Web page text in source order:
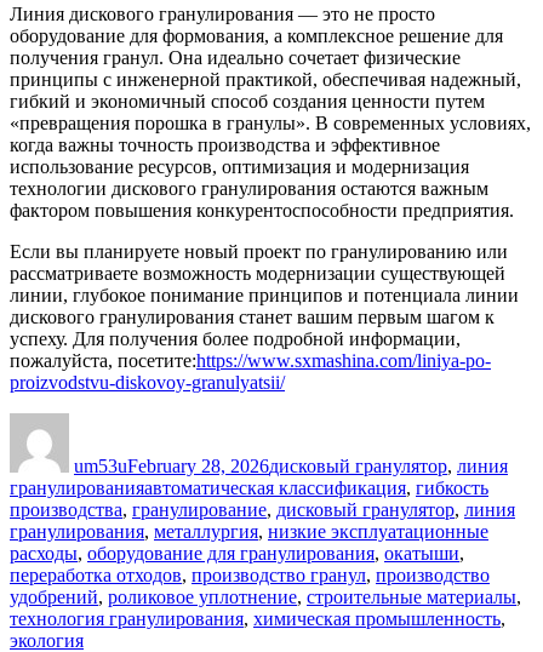
Линия дискового гранулирования — это не просто
оборудование для формования, а комплексное решение для
получения гранул. Она идеально сочетает физические
принципы с инженерной практикой, обеспечивая надежный,
гибкий и экономичный способ создания ценности путем
«превращения порошка в гранулы». В современных условиях,
когда важны точность производства и эффективное
использование ресурсов, оптимизация и модернизация
технологии дискового гранулирования остаются важным
фактором повышения конкурентоспособности предприятия.
Если вы планируете новый проект по гранулированию или
рассматриваете возможность модернизации существующей
линии, глубокое понимание принципов и потенциала линии
дискового гранулирования станет вашим первым шагом к
успеху. Для получения более подробной информации,
пожалуйста, посетите:https://www.sxmashina.com/liniya-po-
proizvodstvu-diskovoy-granulyatsii/
um53uFebruary 28, 2026дисковый гранулятор, линия
гранулированияTags
автоматическая классификация, гибкость
производства, гранулирование, дисковый гранулятор, линия
гранулирования, металлургия, низкие эксплуатационные
расходы, оборудование для гранулирования, окатыши,
переработка отходов, производство гранул, производство
удобрений, роликовое уплотнение, строительные материалы,
технология гранулирования, химическая промышленность,
экология